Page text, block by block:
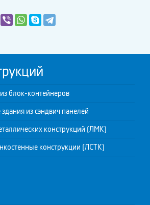
блок-контейнеров
из сэндвич панелей
конструкций (ЛМК)
конструкции (ЛСТК)